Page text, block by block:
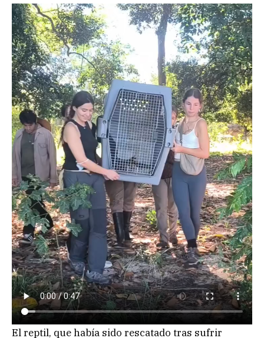
El reptil, que había sido rescatado tras sufrir